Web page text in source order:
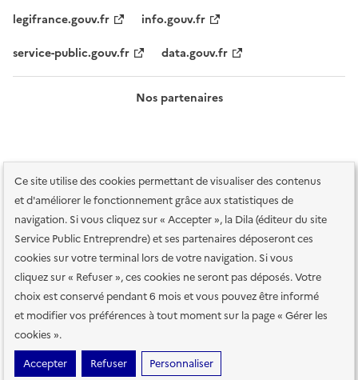
Ce site utilise des cookies permettant de visualiser des contenus
et d'améliorer le fonctionnement grâce aux statistiques de
navigation. Si vous cliquez sur « Accepter », la Dila (éditeur du site
Service Public Entreprendre) et ses partenaires déposeront ces
cookies sur votre terminal lors de votre navigation. Si vous
cliquez sur « Refuser », ces cookies ne seront pas déposés. Votre
choix est conservé pendant 6 mois et vous pouvez être informé
et modifier vos préférences à tout moment sur la page « Gérer les
cookies ».
Accepter
Refuser Personnaliser
legifrance.gouv.fr
info.gouv.fr
service-public.gouv.fr
data.gouv.fr
Nos partenaires
Plan du site Accessibilité : totalement conforme
Accessibilité des
services en ligne
Mentions légales Données personnelles et sécurité
Conditions générales d'utilisation
Gestion des cookies
Paramètres d'affichage
Sauf mention contraire, tous les contenus de ce site sont sous
etalab-2.0